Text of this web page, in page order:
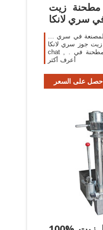
مطحنة زيت
سري لانكا
المصنعة في سري …
جوز سري لانكا
chat , جوز الهند , الصين، والهند آلة مطحنة في .
أعرف أكثر
على السعر